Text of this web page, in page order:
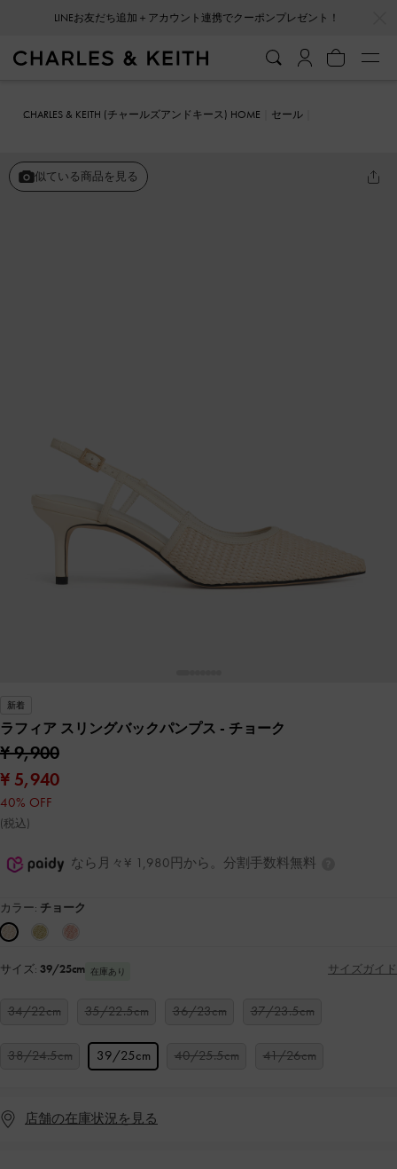
LINEお友だち追加＋アカウント連携でクーポンプレゼント！
会員登録＋ニュースレター登録で10%OFFクーポンプレゼント！
CHARLES & KEITH (チャールズアンドキース) HOME
セール
似ている商品を見る
新着
ラフィア スリングバックパンプス - チョーク
¥ 9,900
¥ 5,940
40% OFF
(税込)
なら月々¥ 1,980円から。分割手数料無料
カラー: チョーク
サイズ: 39/25cm 在庫あり サイズガイド
34/22cm 35/22.5cm 36/23cm 37/23.5cm
38/24.5cm 39/25cm 40/25.5cm 41/26cm
店舗の在庫状況を見る